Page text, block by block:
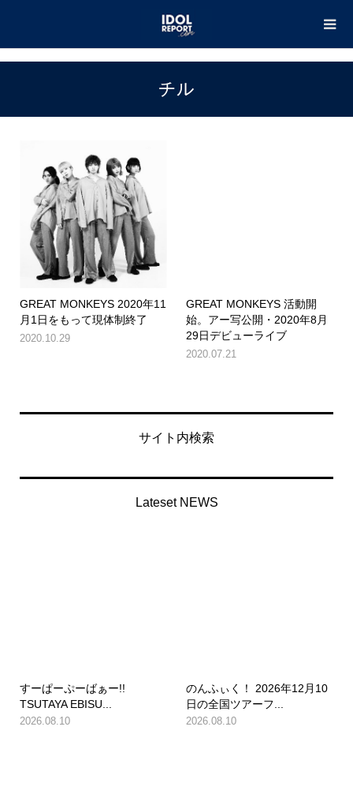
チル
GREAT MONKEYS 2020年11
月1日をもって現体制終了
2020.10.29
GREAT MONKEYS 活動開
始。アー写公開・2020年8月
29日デビューライブ
2020.07.21
サイト内検索
Lateset NEWS
すーぱーぷーばぁー!!
TSUTAYA EBISU...
2026.08.10
のんふぃく！ 2026年12月10
日の全国ツアーフ...
2026.08.10